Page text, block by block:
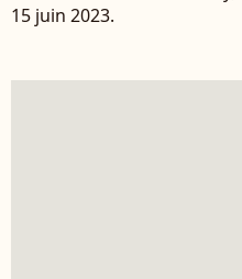
15 juin 2023.